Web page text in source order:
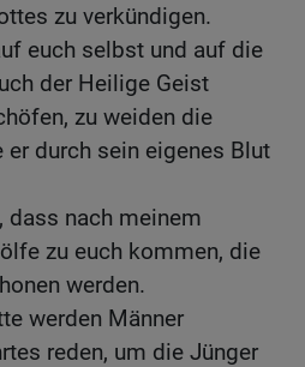
zu verkündigen.
euch selbst und auf die
der Heilige Geist
zu weiden die
er durch sein eigenes Blut
dass nach meinem
zu euch kommen, die
werden.
werden Männer
reden, um die Jünger